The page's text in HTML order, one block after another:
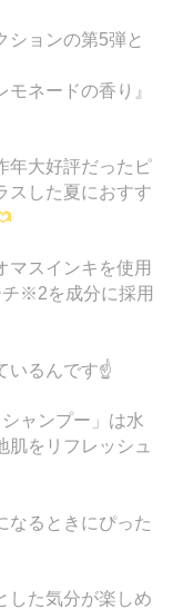
ションの第5弾と
ネードの香り』
年大好評だったピ
スした夏におすす
マスインキを使用
※2を成分に採用
いるんです☝️
ャンプー」は水
肌をリフレッシュ
なるときにぴった
した気分が楽しめ